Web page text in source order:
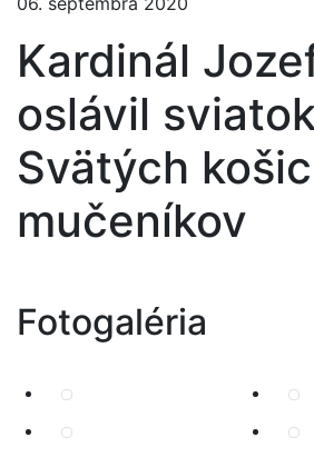
Kardinál
oslávil
Svätých
mučeníkov
Fotogaléria